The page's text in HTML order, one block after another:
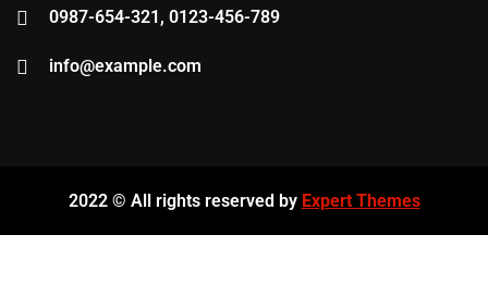
0987-654-321, 0123-456-789
info@example.com
2022 © All rights reserved by Expert Themes